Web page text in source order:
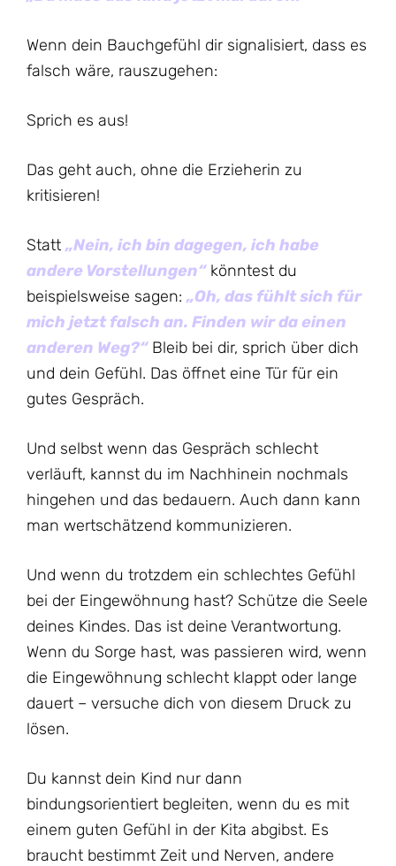
Wenn dein Bauchgefühl dir signalisiert, dass es
falsch wäre, rauszugehen:
Sprich es aus!
Das geht auch, ohne die Erzieherin zu
kritisieren!
Statt „Nein, ich bin dagegen, ich habe
andere Vorstellungen“könntest du
beispielsweise sagen: „Oh, das fühlt sich für
mich jetzt falsch an. Finden wir da einen
anderen Weg?“Bleib bei dir, sprich über dich
und dein Gefühl. Das öffnet eine Tür für ein
gutes Gespräch.
Und selbst wenn das Gespräch schlecht
verläuft, kannst du im Nachhinein nochmals
hingehen und das bedauern. Auch dann kann
man wertschätzend kommunizieren.
Und wenn du trotzdem ein schlechtes Gefühl
bei der Eingewöhnung hast? Schütze die Seele
deines Kindes. Das ist deine Verantwortung.
Wenn du Sorge hast, was passieren wird, wenn
die Eingewöhnung schlecht klappt oder lange
dauert – versuche dich von diesem Druck zu
lösen.
Du kannst dein Kind nur dann
bindungsorientiert begleiten, wenn du es mit
einem guten Gefühl in der Kita abgibst. Es
braucht bestimmt Zeit und Nerven, andere